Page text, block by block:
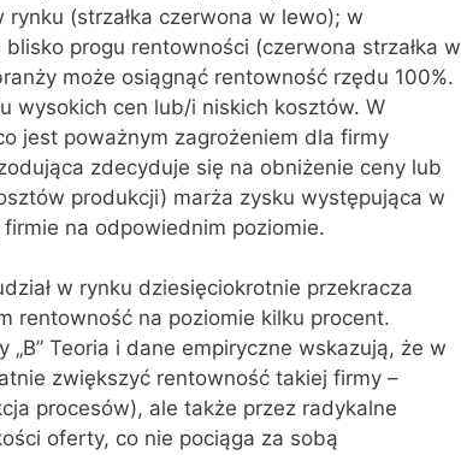
(strzałka czerwona w lewo); w
progu rentowności (czerwona strzałka w
może osiągnąć rentowność rzędu 100%.
wysokich cen lub/i niskich kosztów. W
jest poważnym zagrożeniem dla firmy
zdecyduje się na obniżenie ceny lub
produkcji) marża zysku występująca w
na odpowiednim poziomie.
w rynku dziesięciokrotnie przekracza
rentowność na poziomie kilku procent.
Teoria i dane empiryczne wskazują, że w
zwiększyć rentowność takiej firmy –
procesów), ale także przez radykalne
oferty, co nie pociąga za sobą